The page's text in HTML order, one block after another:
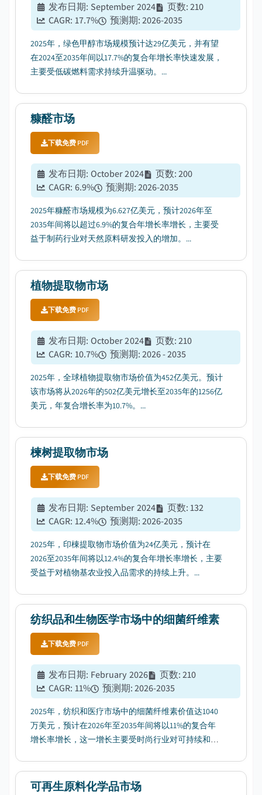
发布日期: September 2024 页数:210
CAGR: 17.7% 预测期:2026-2035
2025年，绿色甲醇市场规模预计达29亿美元，并有望
在2024至2035年间以17.7%的复合年增长率快速发展，
主要受低碳燃料需求持续升温驱动。...
糠醛市场
下载免费 PDF
发布日期: October 2024 页数:200
CAGR: 6.9% 预测期:2026-2035
2025年糠醛市场规模为6.627亿美元，预计2026年至
2035年间将以超过6.9%的复合年增长率增长，主要受
益于制药行业对天然原料研发投入的增加。...
植物提取物市场
下载免费 PDF
发布日期: October 2024 页数:210
CAGR: 10.7% 预测期:2026 - 2035
2025年，全球植物提取物市场价值为452亿美元。预计
该市场将从2026年的502亿美元增长至2035年的1256亿
美元，年复合增长率为10.7%。...
楝树提取物市场
下载免费 PDF
发布日期: September 2024 页数:132
CAGR: 12.4% 预测期:2026-2035
2025年，印棟提取物市场价值为24亿美元，预计在
2026至2035年间将以12.4%的复合年增长率增长，主要
受益于对植物基农业投入品需求的持续上升。...
纺织品和生物医学市场中的细菌纤维素
下载免费 PDF
发布日期: February 2026 页数:210
CAGR: 11% 预测期:2026-2035
2025年，纺织和医疗市场中的细菌纤维素价值达1040
万美元，预计在2026年至2035年间将以11%的复合年
增长率增长，这一增长主要受时尚行业对可持续和纯
可再生原料化学品市场